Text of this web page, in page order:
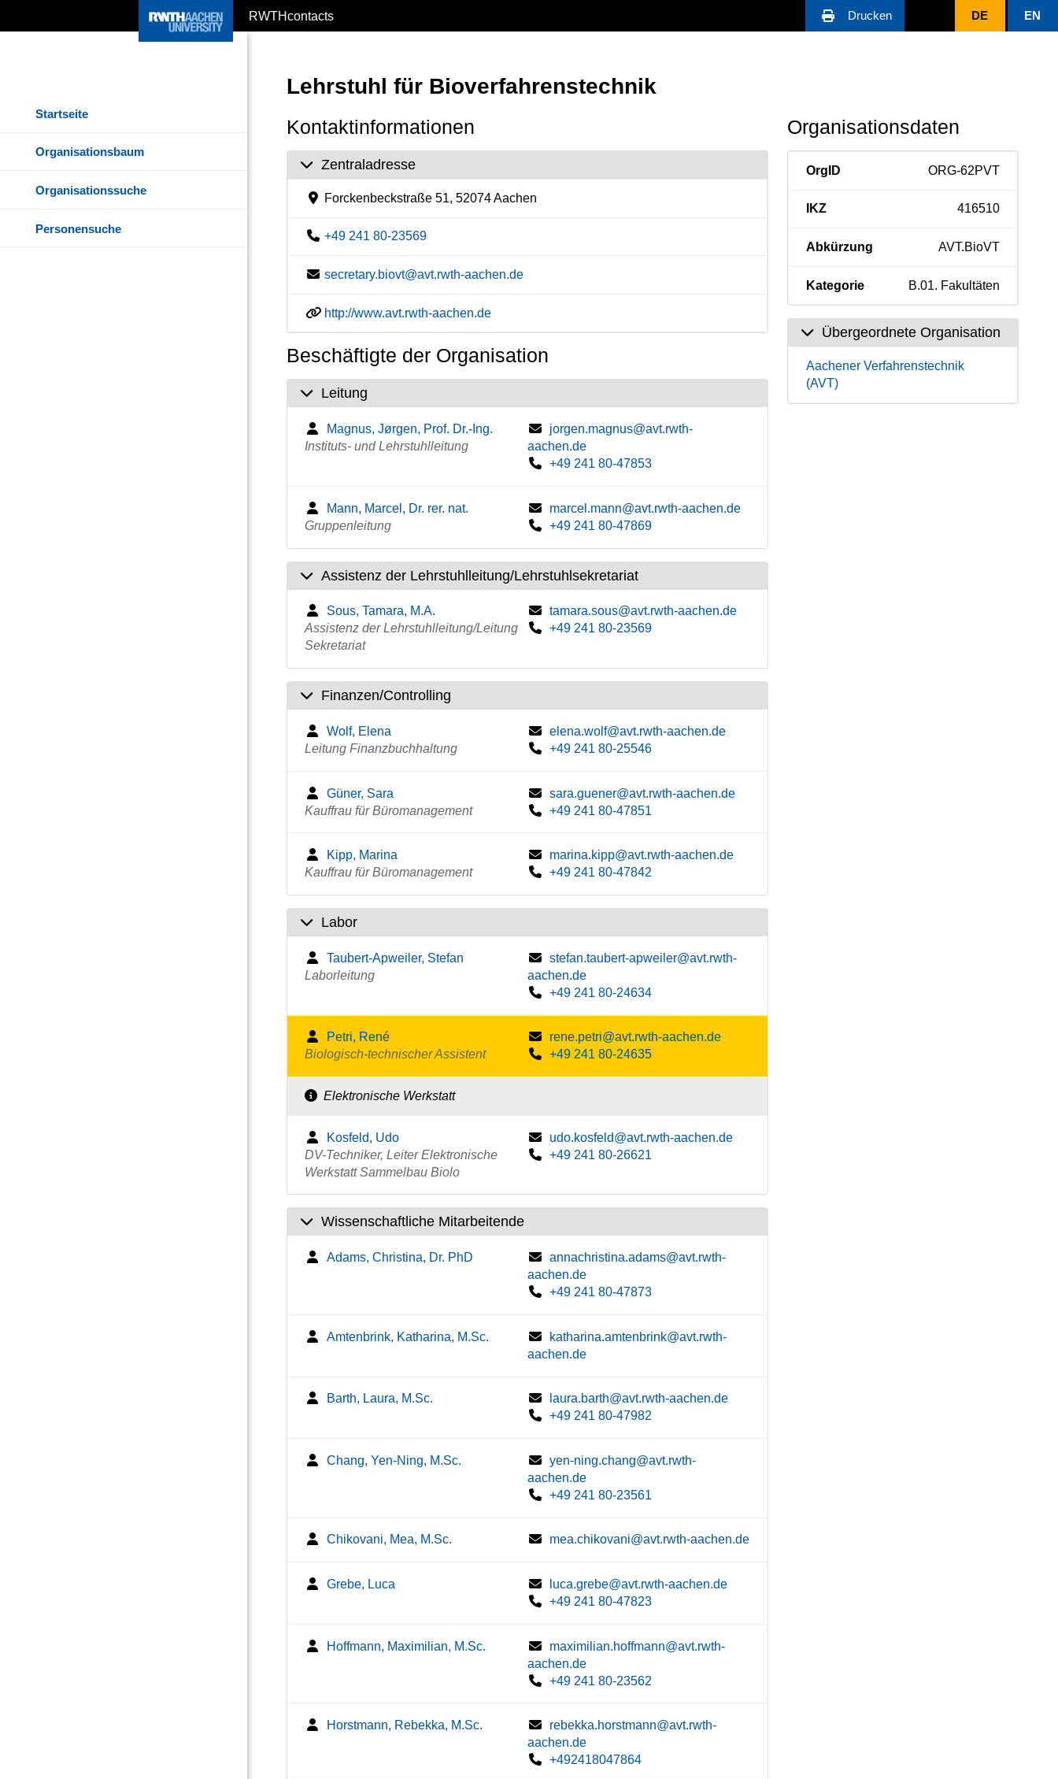
RWTHcontacts Drucken DE EN
Startseite
Organisationsbaum
Organisationssuche
Personensuche
Lehrstuhl für Bioverfahrenstechnik
Kontaktinformationen
Zentraladresse
Forckenbeckstraße 51, 52074 Aachen
+49 241 80-23569
secretary.biovt@avt.rwth-aachen.de
http://www.avt.rwth-aachen.de
Beschäftigte der Organisation
Leitung
Magnus, Jørgen, Prof. Dr.-Ing.
Instituts- und Lehrstuhlleitung
jorgen.magnus@avt.rwth-
aachen.de
+49 241 80-47853
Mann, Marcel, Dr. rer. nat.
Gruppenleitung
marcel.mann@avt.rwth-aachen.de
+49 241 80-47869
Assistenz der Lehrstuhlleitung/Lehrstuhlsekretariat
Sous, Tamara, M.A.
Assistenz der Lehrstuhlleitung/Leitung
Sekretariat
tamara.sous@avt.rwth-aachen.de
+49 241 80-23569
Finanzen/Controlling
Wolf, Elena
Leitung Finanzbuchhaltung
elena.wolf@avt.rwth-aachen.de
+49 241 80-25546
Güner, Sara
Kauffrau für Büromanagement
sara.guener@avt.rwth-aachen.de
+49 241 80-47851
Kipp, Marina
Kauffrau für Büromanagement
marina.kipp@avt.rwth-aachen.de
+49 241 80-47842
Labor
Taubert-Apweiler, Stefan
Laborleitung
stefan.taubert-apweiler@avt.rwth-
aachen.de
+49 241 80-24634
Petri, René
Biologisch-technischer Assistent
rene.petri@avt.rwth-aachen.de
+49 241 80-24635
Elektronische Werkstatt
Kosfeld, Udo
DV-Techniker, Leiter Elektronische
Werkstatt Sammelbau Biolo
udo.kosfeld@avt.rwth-aachen.de
+49 241 80-26621
Wissenschaftliche Mitarbeitende
Adams, Christina, Dr. PhD
annachristina.adams@avt.rwth-
aachen.de
+49 241 80-47873
Amtenbrink, Katharina, M.Sc.
katharina.amtenbrink@avt.rwth-
aachen.de
Barth, Laura, M.Sc.
laura.barth@avt.rwth-aachen.de
+49 241 80-47982
Chang, Yen-Ning, M.Sc.
yen-ning.chang@avt.rwth-
aachen.de
+49 241 80-23561
Chikovani, Mea, M.Sc. mea.chikovani@avt.rwth-aachen.de
Grebe, Luca
luca.grebe@avt.rwth-aachen.de
+49 241 80-47823
Hoffmann, Maximilian, M.Sc.
maximilian.hoffmann@avt.rwth-
aachen.de
+49 241 80-23562
Horstmann, Rebekka, M.Sc.
rebekka.horstmann@avt.rwth-
aachen.de
+492418047864
Organisationsdaten
OrgID ORG-62PVT
IKZ 416510
Abkürzung AVT.BioVT
Kategorie B.01. Fakultäten
Übergeordnete Organisation
Aachener Verfahrenstechnik
(AVT)